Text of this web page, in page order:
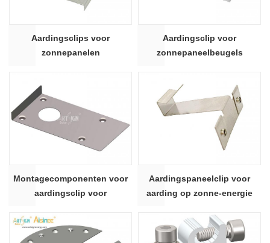
Aardingsclips voor
zonnepanelen
Aardingsclip voor
zonnepaneelbeugels
Montagecomponenten voor
aardingsclip voor
Aardingspaneelclip voor
aarding op zonne-energie